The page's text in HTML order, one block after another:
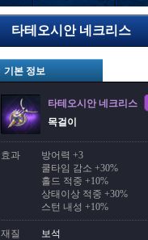
타테오시안 네크리스
기본 정보
타테오시안 네크리스
목걸이
효과
방어력 +3
쿨타임 감소 +30%
홀드 적중 +10%
상태이상 적중 +30%
스턴 내성 +10%
재질
보석